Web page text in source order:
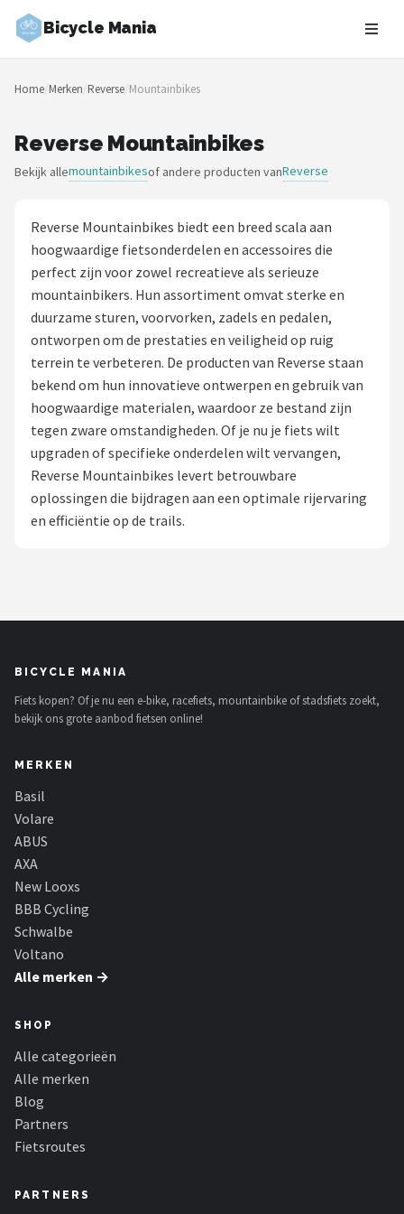
Bicycle Mania
Zoeken
NAVIGATIE
Merken
Fietsroutes
Kinderfietsen
Stadsfietsen
Elektrische fietsen
Mountainbikes
Shop
POPULAIRE MERKEN
New Looxs
BBB Cycling
Schwalbe
Voltano
Shimano
Cortina
Home/Merken/Reverse/Mountainbikes
Reverse Mountainbikes
Bekijk allemountainbikesof andere producten vanReverse
Reverse Mountainbikes biedt een breed scala aan
hoogwaardige fietsonderdelen en accessoires die
perfect zijn voor zowel recreatieve als serieuze
mountainbikers. Hun assortiment omvat sterke en
duurzame sturen, voorvorken, zadels en pedalen,
ontworpen om de prestaties en veiligheid op ruig
terrein te verbeteren. De producten van Reverse staan
bekend om hun innovatieve ontwerpen en gebruik van
hoogwaardige materialen, waardoor ze bestand zijn
tegen zware omstandigheden. Of je nu je fiets wilt
upgraden of specifieke onderdelen wilt vervangen,
Reverse Mountainbikes levert betrouwbare
oplossingen die bijdragen aan een optimale rijervaring
en efficiëntie op de trails.
BICYCLE MANIA
Fiets kopen? Of je nu een e-bike, racefiets, mountainbike of stadsfiets zoekt,
bekijk ons grote aanbod fietsen online!
MERKEN
Basil
Volare
ABUS
AXA
New Looxs
BBB Cycling
Schwalbe
Voltano
Alle merken →
SHOP
Alle categorieën
Alle merken
Blog
Partners
Fietsroutes
PARTNERS